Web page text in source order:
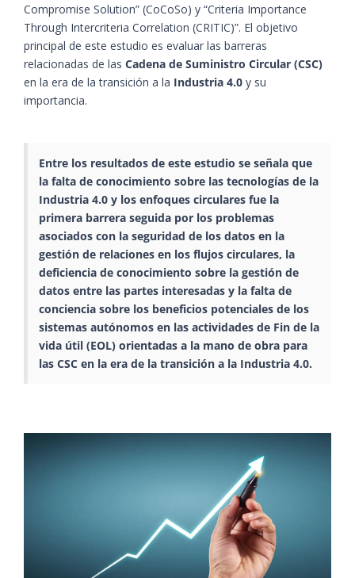
Compromise Solution” (CoCoSo) y “Criteria Importance
Through Intercriteria Correlation (CRITIC)”. El objetivo
principal de este estudio es evaluar las barreras
relacionadas de las Cadena de Suministro Circular (CSC)
en la era de la transición a la Industria 4.0 y su
importancia.
Entre los resultados de este estudio se señala que
la falta de conocimiento sobre las tecnologías de la
Industria 4.0 y los enfoques circulares fue la
primera barrera seguida por los problemas
asociados con la seguridad de los datos en la
gestión de relaciones en los flujos circulares, la
deficiencia de conocimiento sobre la gestión de
datos entre las partes interesadas y la falta de
conciencia sobre los beneficios potenciales de los
sistemas autónomos en las actividades de Fin de la
vida útil (EOL) orientadas a la mano de obra para
las CSC en la era de la transición a la Industria 4.0.